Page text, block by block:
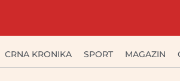
CRNA KRONIKA SPORT MAGAZIN